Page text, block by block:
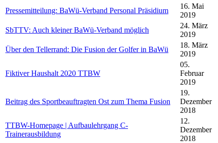
Pressemitteilung: BaWü-Verband Personal Präsidium
16. Mai
2019
SbTTV: Auch kleiner BaWü-Verband möglich
24. März
2019
Über den Tellerrand: Die Fusion der Golfer in BaWü
18. März
2019
Fiktiver Haushalt 2020 TTBW
05.
Februar
2019
Beitrag des Sportbeauftragten Ost zum Thema Fusion
19.
Dezember
2018
TTBW-Homepage | Aufbaulehrgang C-
Trainerausbildung
12.
Dezember
2018